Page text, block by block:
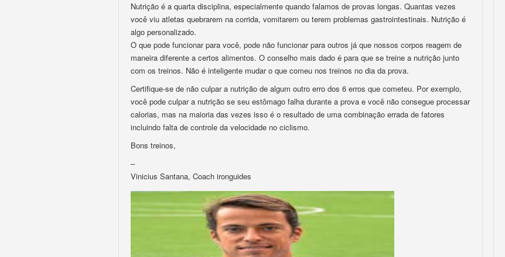
Nutrição é a quarta disciplina, especialmente quando falamos de provas longas. Quantas vezes
você viu atletas quebrarem na corrida, vomitarem ou terem problemas gastrointestinais. Nutrição é
algo personalizado.
O que pode funcionar para você, pode não funcionar para outros já que nossos corpos reagem de
maneira diferente a certos alimentos. O conselho mais dado é para que se treine a nutrição junto
com os treinos. Não é inteligente mudar o que comeu nos treinos no dia da prova.
Certifique-se de não culpar a nutrição de algum outro erro dos 6 erros que cometeu. Por exemplo,
você pode culpar a nutrição se seu estômago falha durante a prova e você não consegue processar
calorias, mas na maioria das vezes isso é o resultado de uma combinação errada de fatores
incluindo falta de controle da velocidade no ciclismo.
Bons treinos,
–
Vinicius Santana, Coach ironguides